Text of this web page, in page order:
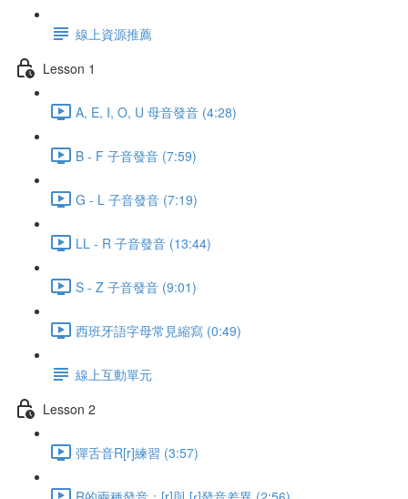
線上資源推薦
Lesson 1
A, E, I, O, U 母音發音 (4:28)
B - F 子音發音 (7:59)
G - L 子音發音 (7:19)
LL - R 子音發音 (13:44)
S - Z 子音發音 (9:01)
西班牙語字母常見縮寫 (0:49)
線上互動單元
Lesson 2
彈舌音R[r]練習 (3:57)